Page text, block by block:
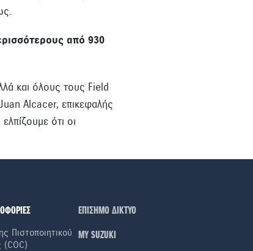
από 930
και όλους τους Field
Alcacer, επικεφαλής
ότι οι
Πιστοποιητικού
ΕΠΙΣΗΜΟ ΔΙΚΤΥΟ
ΜΥ SUZUKI